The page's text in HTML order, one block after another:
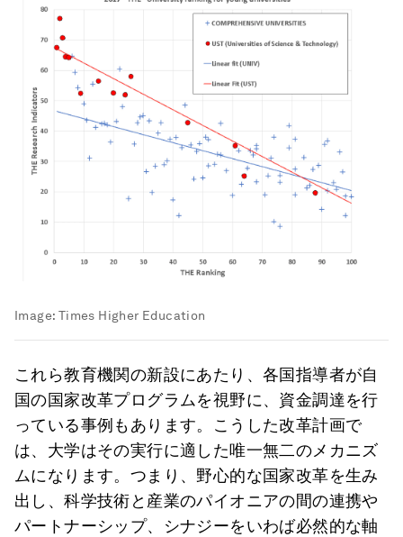
Image: Times Higher Education
これら教育機関の新設にあたり、各国指導者が自
国の国家改革プログラムを視野に、資金調達を行
っている事例もあります。こうした改革計画で
は、大学はその実行に適した唯一無二のメカニズ
ムになります。つまり、野心的な国家改革を生み
出し、科学技術と産業のパイオニアの間の連携や
パートナーシップ、シナジーをいわば必然的な軸